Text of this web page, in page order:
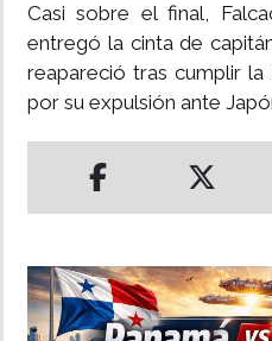
Casi sobre el final,
entregó la cinta de
reapareció tras cumplir
por su expulsión ante